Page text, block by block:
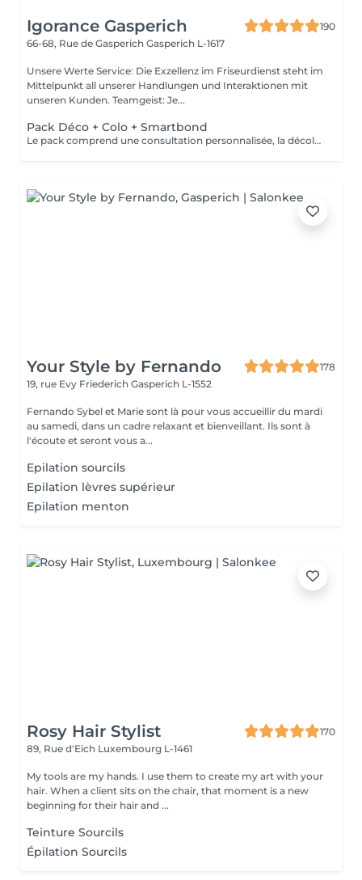
Igorance Gasperich
190
66-68, Rue de Gasperich Gasperich L-1617
Unsere Werte Service: Die Exzellenz im Friseurdienst steht im
Mittelpunkt all unserer Handlungen und Interaktionen mit
unseren Kunden. Teamgeist: Je...
Pack Déco + Colo + Smartbond
Le pack comprend une consultation personnalisée, la décoloration avec son protecteur et le gloss avec les produits LOREAL PROFESSIONNEL , shampooing et conditionneur spécifiques REDKEN , le séchage et les produits de styling REDKEN Option Coupe : la coupe IGORANCE (finition sur cheveux secs), le séchage et les produits de styling REDKEN. * Tarifs à titre indicatifs à confirmer après la consultation personnalisée établit auprès de votre coiffeur/stylist/spécialiste * La direction se réserve le droit d’apporter des modifications pour le bon fonctionnement du salon
Your Style by Fernando
178
19, rue Evy Friederich Gasperich L-1552
Fernando Sybel et Marie sont là pour vous accueillir du mardi
au samedi, dans un cadre relaxant et bienveillant. Ils sont à
l'écoute et seront vous a...
Epilation sourcils
Epilation lèvres supérieur
Epilation menton
Rosy Hair Stylist
170
89, Rue d'Eich Luxembourg L-1461
My tools are my hands. I use them to create my art with your
hair. When a client sits on the chair, that moment is a new
beginning for their hair and ...
Teinture Sourcils
Épilation Sourcils